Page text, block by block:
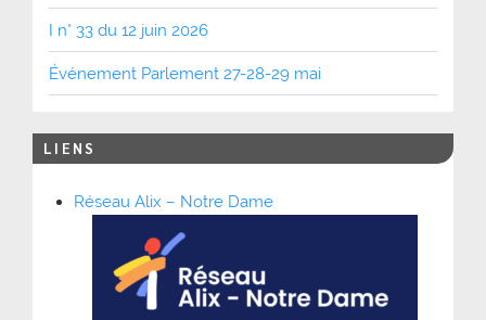
I n° 33 du 12 juin 2026
Événement Parlement 27-28-29 mai
LIENS
Réseau Alix – Notre Dame